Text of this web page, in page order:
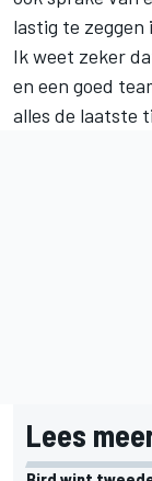
lastig te
Ik weet zeker
en een goed
alles de laatste
Lees